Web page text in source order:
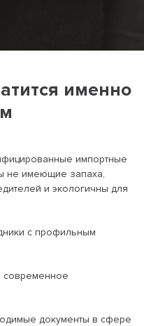
именно
импортные
не имеющие запаха,
и экологичны для
с профильным
современное
документы в сфере